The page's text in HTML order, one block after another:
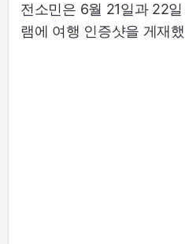
전소민은 6월 21일과 22
램에 여행 인증샷을 게재